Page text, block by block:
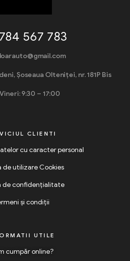
567 783
Șoseaua Olteniței, nr. 181P Bis
9:30 – 17:00
CLIENTI
cu caracter personal
de utilizare Cookies
de confidențialitate
și condiții
UTILE
cumpăr online?